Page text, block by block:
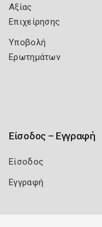
Αξίας
Επιχείρησης
Υποβολή
Ερωτημάτων
Είσοδος – Εγγραφή
Είσοδος
Εγγραφή